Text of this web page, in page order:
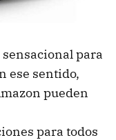
para
ese sentido,
pueden
para todos